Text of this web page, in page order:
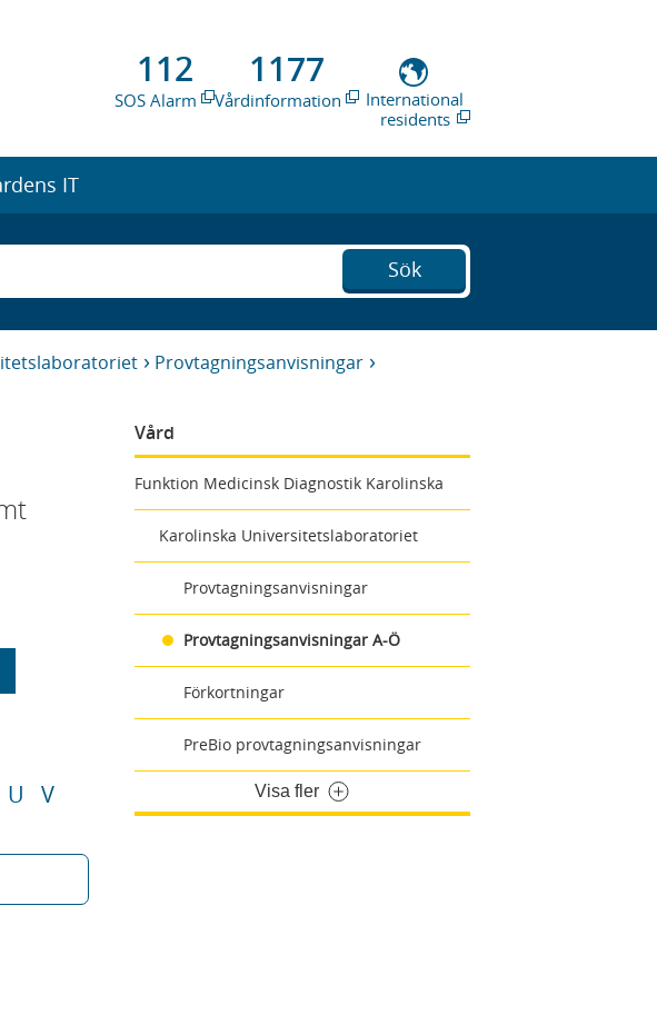
112
SOS Alarm
1177
Vårdinformation
International
residents
IT
Sök
Provtagningsanvisningar
Vård
Funktion Medicinsk Diagnostik Karolinska
Karolinska Universitetslaboratoriet
Provtagningsanvisningar
Provtagningsanvisningar A-Ö
Förkortningar
PreBio provtagningsanvisningar
Visa fler
U
V